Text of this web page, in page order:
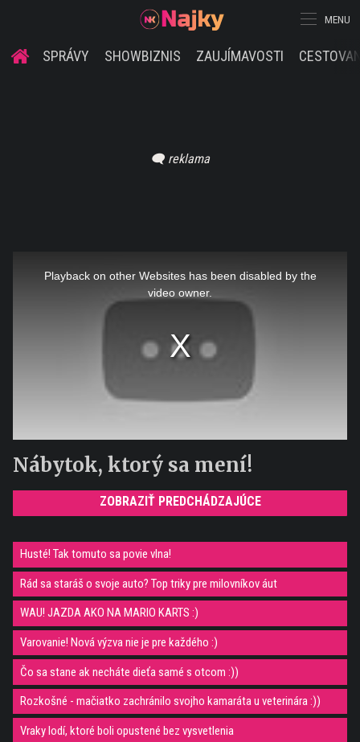
MENU
SPRÁVY SHOWBIZNIS ZAUJÍMAVOSTI
Playback on other Websites has been disabled by the
video owner.
Nábytok, ktorý sa mení!
ZOBRAZIŤ PREDCHÁDZAJÚCE
Husté! Tak tomuto sa povie vlna!
Rád sa staráš o svoje auto? Top triky pre milovníkov áut
WAU! JAZDA AKO NA MARIO KARTS :)
Varovanie! Nová výzva nie je pre každého :)
Čo sa stane ak necháte dieťa samé s otcom :))
Rozkošné - mačiatko zachránilo svojho kamaráta u veterinára :))
Vraky lodí, ktoré boli opustené bez vysvetlenia